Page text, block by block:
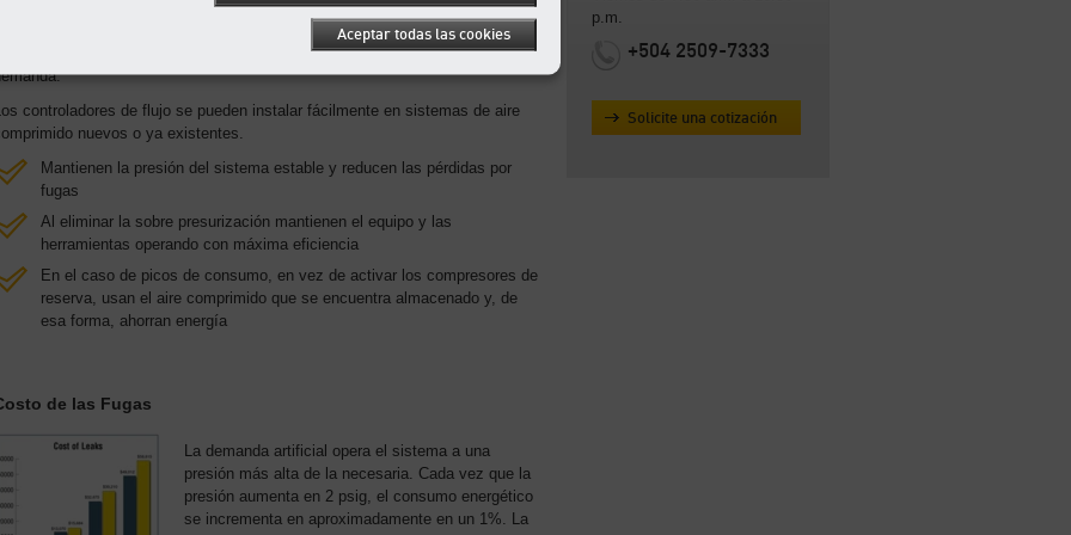
Con un suministro de aire, almacenamiento y tubería adecuado, el controlador
de flujo es capaz de mantener la presión de conmutación del lado de la
controladores de flujo se pueden instalar fácilmente en sistemas de aire
nuevos o ya existentes.
Mantienen la presión del sistema estable y reducen las pérdidas por
fugas
Al eliminar la sobre presurización mantienen el equipo y las
herramientas operando con máxima eficiencia
En el caso de picos de consumo, en vez de activar los compresores de
reserva, usan el aire comprimido que se encuentra almacenado y, de
esa forma, ahorran energía
de las Fugas
La demanda artificial opera el sistema a una
presión más alta de la necesaria. Cada vez que la
presión aumenta en 2 psig, el consumo energético
se incrementa en aproximadamente en un 1%. La
p.m.
+504 2509-7333
Solicite una cotización
Aceptar todas las cookies